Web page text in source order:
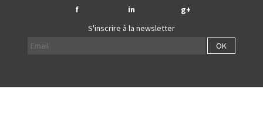
f in
g+
S'inscrire à la newsletter
OK